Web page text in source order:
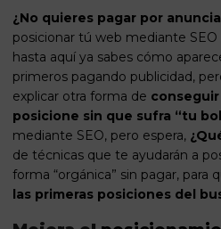
¿No quieres pagar por
posicionar tú web mediante SEO
hasta aquí ya sabes cómo
primeros pagando publicidad,
explicar otra forma de
posicione sin que sufra “tu
mediante SEO, pero espera,
de técnicas que te ayudarán a
forma “orgánica” sin pagar, para
las primeras posiciones del